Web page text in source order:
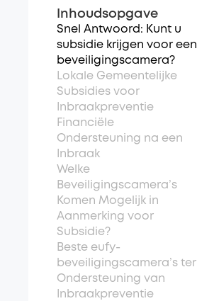
Inhoudsopgave
Snel Antwoord: Kunt u
subsidie krijgen voor een
beveiligingscamera?
Lokale Gemeentelijke
Subsidies voor
Inbraakpreventie
Financiële
Ondersteuning na een
Inbraak
Welke
Beveiligingscamera’s
Komen Mogelijk in
Aanmerking voor
Subsidie?
Beste eufy-
beveiligingscamera’s ter
Ondersteuning van
Inbraakpreventie